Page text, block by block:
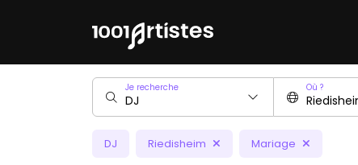
Je recherche Où ?
DJ Riedisheim Mariage